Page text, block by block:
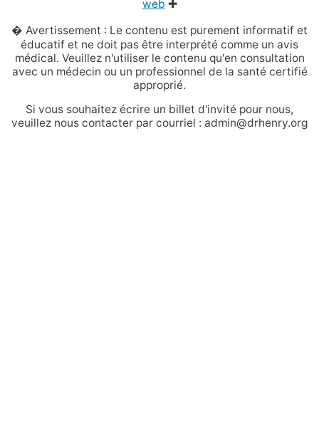
web ✚
� Avertissement : Le contenu est purement informatif et
éducatif et ne doit pas être interprété comme un avis
médical. Veuillez n'utiliser le contenu qu'en consultation
avec un médecin ou un professionnel de la santé certifié
approprié.
Si vous souhaitez écrire un billet d'invité pour nous,
veuillez nous contacter par courriel : admin@drhenry.org